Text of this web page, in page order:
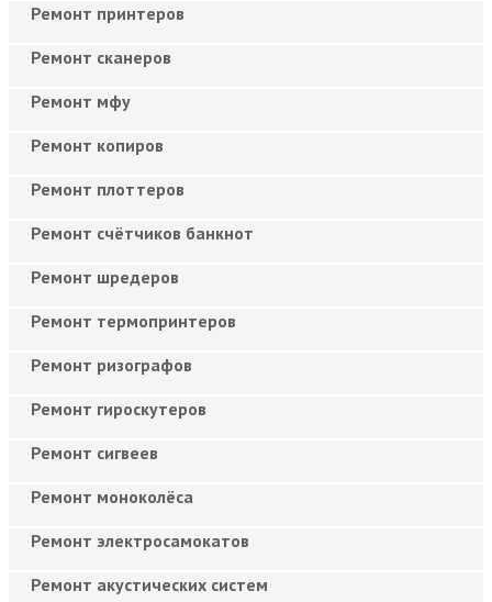
Ремонт принтеров
Ремонт сканеров
Ремонт мфу
Ремонт копиров
Ремонт плоттеров
Ремонт счётчиков банкнот
Ремонт шредеров
Ремонт термопринтеров
Ремонт ризографов
Ремонт гироскутеров
Ремонт сигвеев
Ремонт моноколёса
Ремонт электросамокатов
Ремонт акустических систем